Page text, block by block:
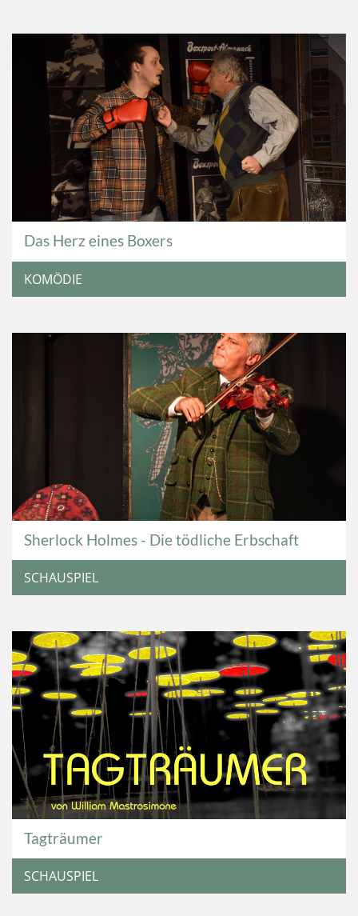
Das Herz eines Boxers
KOMÖDIE
Sherlock Holmes - Die tödliche Erbschaft
SCHAUSPIEL
Tagträumer
SCHAUSPIEL